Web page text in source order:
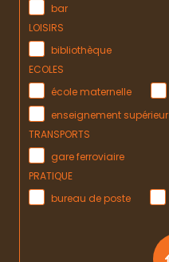
bar
LOISIRS
bibliothèque
ECOLES
école maternelle
enseignement supérieur
TRANSPORTS
gare ferroviaire
PRATIQUE
bureau de poste